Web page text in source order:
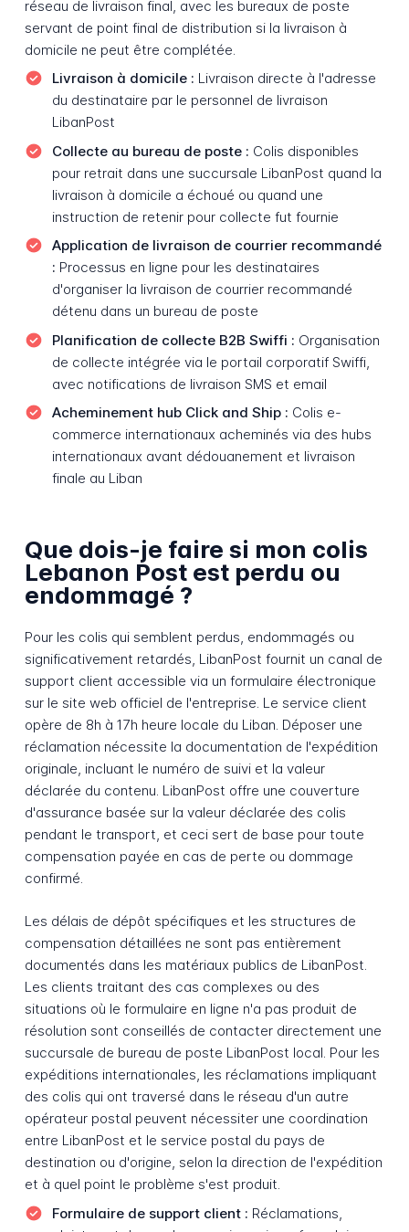
réseau de livraison final, avec les bureaux de poste
servant de point final de distribution si la livraison à
domicile ne peut être complétée.
Livraison à domicile : Livraison directe à l'adresse
du destinataire par le personnel de livraison
LibanPost
Collecte au bureau de poste : Colis disponibles
pour retrait dans une succursale LibanPost quand la
livraison à domicile a échoué ou quand une
instruction de retenir pour collecte fut fournie
Application de livraison de courrier recommandé
: Processus en ligne pour les destinataires
d'organiser la livraison de courrier recommandé
détenu dans un bureau de poste
Planification de collecte B2B Swiffi : Organisation
de collecte intégrée via le portail corporatif Swiffi,
avec notifications de livraison SMS et email
Acheminement hub Click and Ship : Colis e-
commerce internationaux acheminés via des hubs
internationaux avant dédouanement et livraison
finale au Liban
Que dois-je faire si mon colis
Lebanon Post est perdu ou
endommagé ?
Pour les colis qui semblent perdus, endommagés ou
significativement retardés, LibanPost fournit un canal de
support client accessible via un formulaire électronique
sur le site web officiel de l'entreprise. Le service client
opère de 8h à 17h heure locale du Liban. Déposer une
réclamation nécessite la documentation de l'expédition
originale, incluant le numéro de suivi et la valeur
déclarée du contenu. LibanPost offre une couverture
d'assurance basée sur la valeur déclarée des colis
pendant le transport, et ceci sert de base pour toute
compensation payée en cas de perte ou dommage
confirmé.
Les délais de dépôt spécifiques et les structures de
compensation détaillées ne sont pas entièrement
documentés dans les matériaux publics de LibanPost.
Les clients traitant des cas complexes ou des
situations où le formulaire en ligne n'a pas produit de
résolution sont conseillés de contacter directement une
succursale de bureau de poste LibanPost local. Pour les
expéditions internationales, les réclamations impliquant
des colis qui ont traversé dans le réseau d'un autre
opérateur postal peuvent nécessiter une coordination
entre LibanPost et le service postal du pays de
destination ou d'origine, selon la direction de l'expédition
et à quel point le problème s'est produit.
Formulaire de support client : Réclamations,